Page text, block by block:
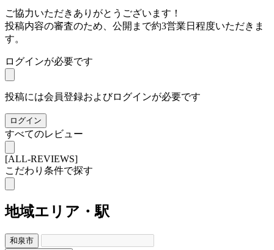
ご協力いただきありがとうございます！
投稿内容の審査のため、公開まで約3営業日程度いただきま
す。
ログインが必要です
投稿には会員登録およびログインが必要です
ログイン
すべてのレビュー
[ALL-REVIEWS]
こだわり条件で探す
地域エリア・駅
和泉市